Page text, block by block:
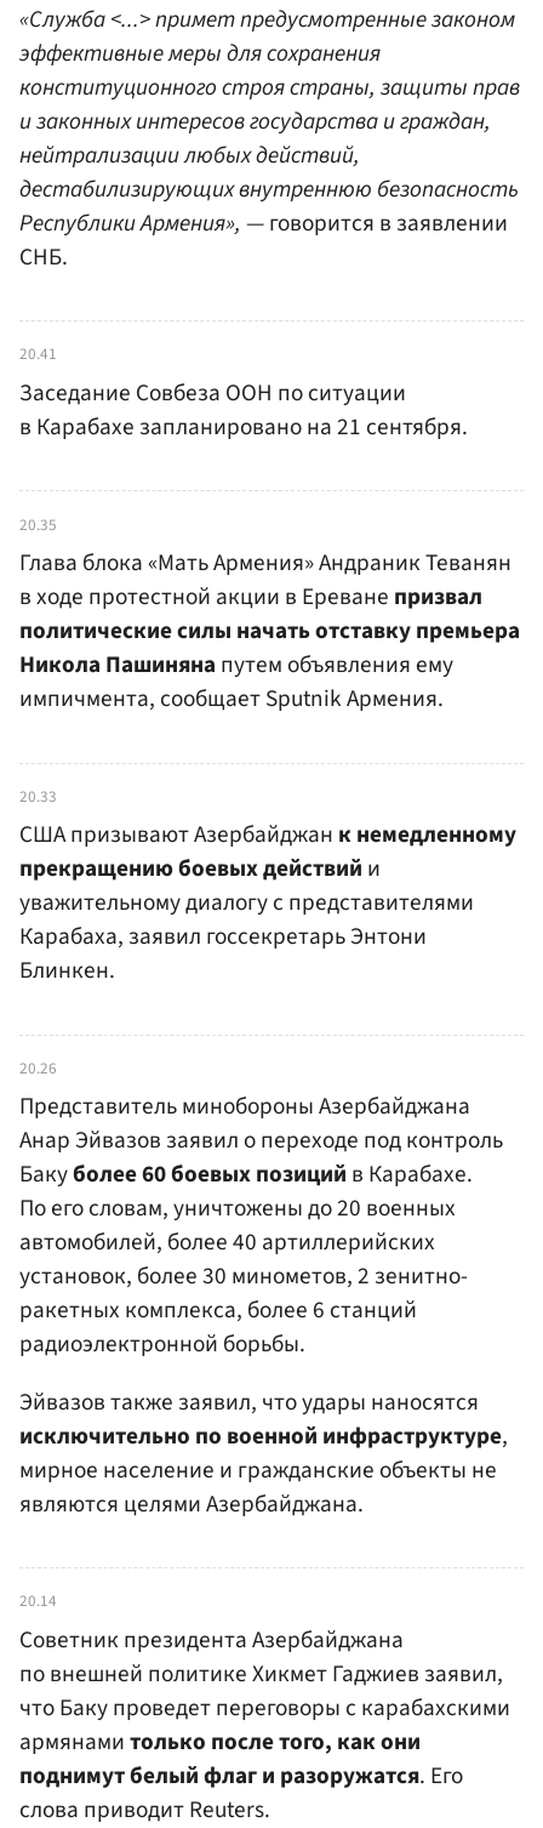
«Служба <...> примет предусмотренные законом
эффективные меры для сохранения
конституционного строя страны, защиты прав
и законных интересов государства и граждан,
нейтрализации любых действий,
дестабилизирующих внутреннюю безопасность
Республики Армения», — говорится в заявлении
СНБ.
20.41
Заседание Совбеза ООН по ситуации
в Карабахе запланировано на 21 сентября.
20.35
Глава блока «Мать Армения» Андраник Теванян
в ходе протестной акции в Ереване призвал
политические силы начать отставку премьера
Никола Пашиняна путем объявления ему
импичмента, сообщает Sputnik Армения.
20.33
США призывают Азербайджан к немедленному
прекращению боевых действий и
уважительному диалогу с представителями
Карабаха, заявил госсекретарь Энтони
Блинкен.
20.26
Представитель минобороны Азербайджана
Анар Эйвазов заявил о переходе под контроль
Бакуболее 60 боевых позиций в Карабахе.
По его словам, уничтожены до 20 военных
автомобилей, более 40 артиллерийских
установок, более 30 минометов, 2 зенитно-
ракетных комплекса, более 6 станций
радиоэлектронной борьбы.
Эйвазов также заявил, что удары наносятся
исключительно по военной инфраструктуре,
мирное население и гражданские объекты не
являются целями Азербайджана.
20.14
Cоветник президента Азербайджана
по внешней политике Хикмет Гаджиев заявил,
что Баку проведет переговоры с карабахскими
армянамитолько после того, как они
поднимут белый флаг и разоружатся. Его
слова приводит Reuters.